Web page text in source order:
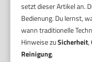
setzt dieser Artikel an.
Bedienung. Du lernst,
wann traditionelle
Hinweise zuSicherheit,
Reinigung.